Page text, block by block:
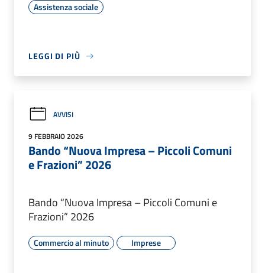
Assistenza sociale
LEGGI DI PIÙ
AVVISI
9 FEBBRAIO 2026
Bando “Nuova Impresa – Piccoli Comuni
e Frazioni” 2026
Bando “Nuova Impresa – Piccoli Comuni e
Frazioni” 2026
Commercio al minuto Imprese